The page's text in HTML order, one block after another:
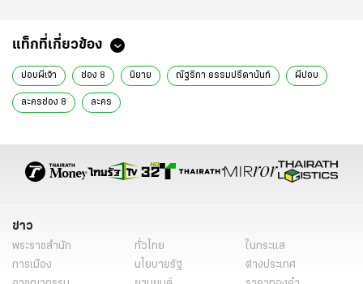
แท็กที่เกี่ยวข้อง
ปอบผีเจ้า ช่อง 8 นิยาย ณัฐริกา ธรรมปรีดานันท์ ผีปอบ
ละครช่อง 8 ละคร
ข่าว
พระราชสำนัก ทั่วไทย
ในกระแส
การเมือง
นโยบายรัฐ
ต่างประเทศ